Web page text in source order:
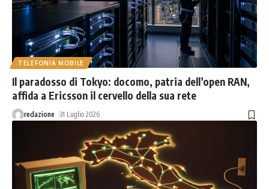
TELEFONIA MOBILE
Il paradosso di Tokyo: docomo, patria dell’open RAN,
affida a Ericsson il cervello della sua rete
redazione 31 Luglio 2026